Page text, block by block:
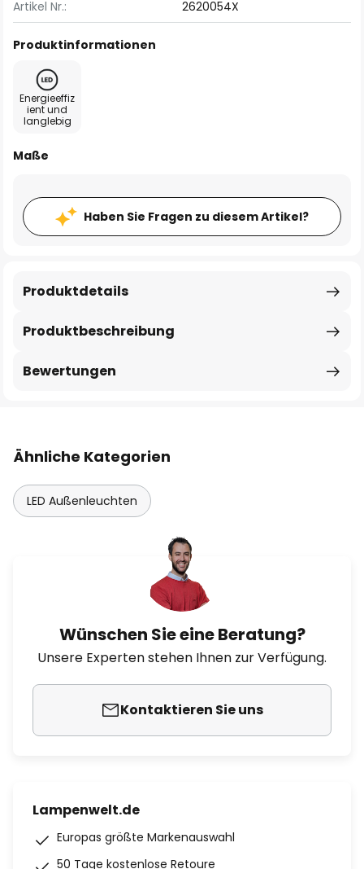
Artikel Nr.: 2620054X
Produktinformationen
Energieeffiz
ient und
langlebig
Maße
Haben Sie Fragen zu diesem Artikel?
Produktbeschreibung
Produktdetails
Bewertungen
Ähnliche Kategorien
LED Außenleuchten
Wünschen Sie eine Beratung?
Unsere Experten stehen Ihnen zur Verfügung.
Kontaktieren Sie uns
Lampenwelt.de
Europas größte Markenauswahl
50 Tage kostenlose Retoure